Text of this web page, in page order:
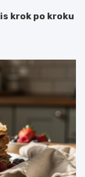
krok po kroku